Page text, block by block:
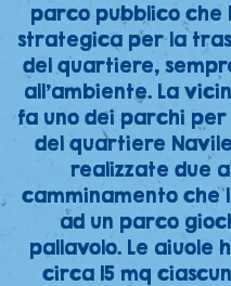
parco pubblico che
strategica per la
del quartiere,
all’ambiente. La
fa uno dei parchi
del quartiere
realizzate due
camminamento che
ad un parco
pallavolo. Le aiuole
circa 15 mq